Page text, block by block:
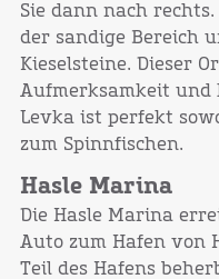
Sie dann nach
der sandige Bereich
Kieselsteine. Dieser
Aufmerksamkeit und
Levka ist perfekt
zum Spinnfischen.
Hasle Marina
Die Hasle Marina
Auto zum Hafen von
Teil des Hafens